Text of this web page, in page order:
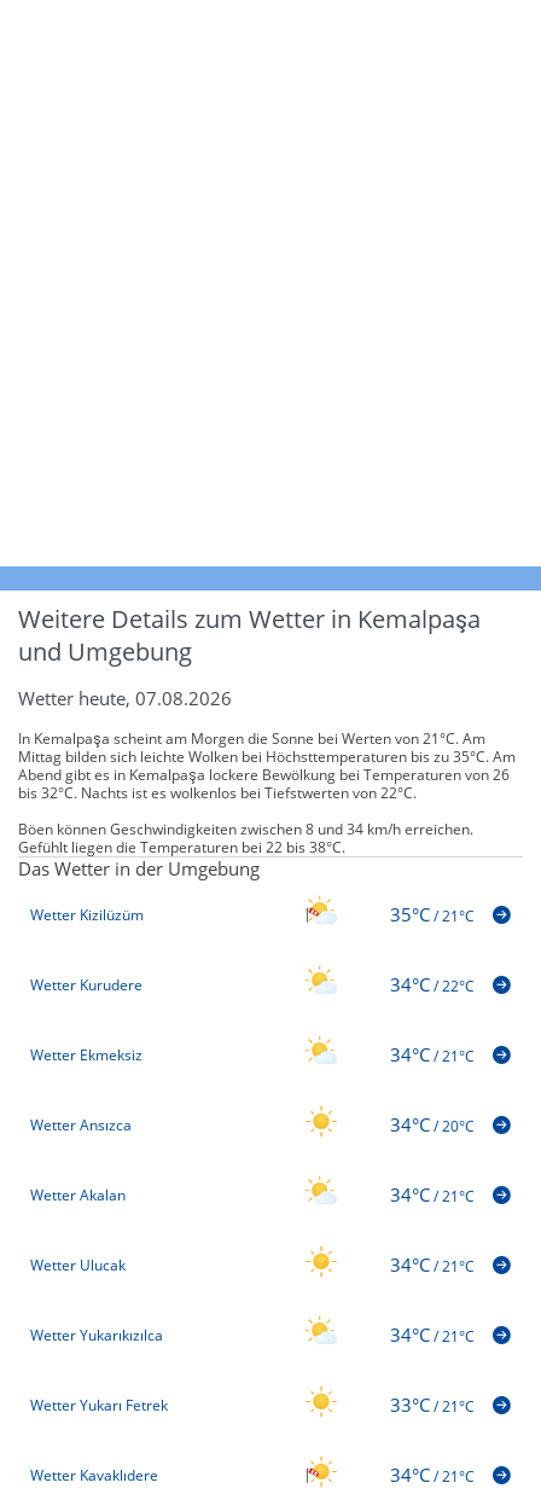
Weitere Details zum Wetter in Kemalpaşa
und Umgebung
Wetter heute, 07.08.2026
In Kemalpaşa scheint am Morgen die Sonne bei Werten von 21°C. Am
Mittag bilden sich leichte Wolken bei Höchsttemperaturen bis zu 35°C. Am
Abend gibt es in Kemalpaşa lockere Bewölkung bei Temperaturen von 26
bis 32°C. Nachts ist es wolkenlos bei Tiefstwerten von 22°C.
Böen können Geschwindigkeiten zwischen 8 und 34 km/h erreichen.
Gefühlt liegen die Temperaturen bei 22 bis 38°C.
Das Wetter in der Umgebung
Wetter Kizilüzüm 35°C/21°C
Wetter Kurudere 34°C/22°C
Wetter Ekmeksiz 34°C/21°C
Wetter Ansızca 34°C/20°C
Wetter Akalan 34°C/21°C
Wetter Ulucak 34°C/21°C
Wetter Yukarıkızılca 34°C/21°C
Wetter Yukarı Fetrek 33°C/21°C
Wetter Kavaklıdere 34°C/21°C